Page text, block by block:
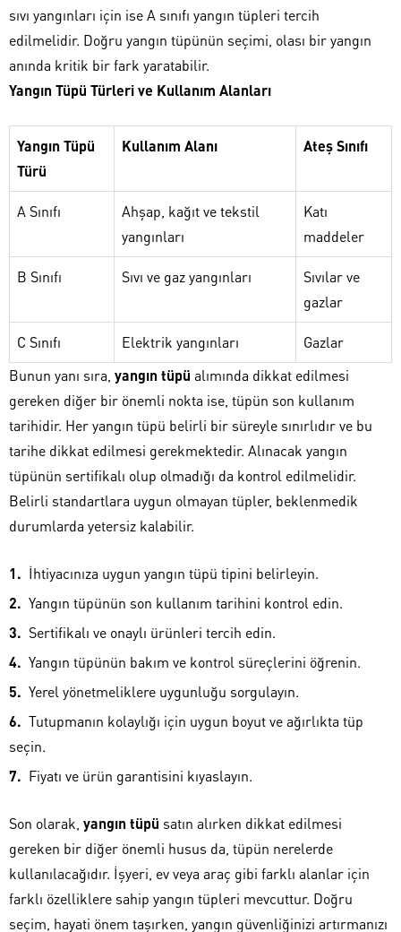
sıvı yangınları için ise A sınıfı yangın tüpleri tercih
edilmelidir. Doğru yangın tüpünün seçimi, olası bir yangın
anında kritik bir fark yaratabilir.
Yangın Tüpü Türleri ve Kullanım Alanları
Yangın Tüpü
Türü
Kullanım Alanı Ateş Sınıfı
A Sınıfı
Ahşap, kağıt ve tekstil
yangınları
Katı
maddeler
B Sınıfı Sıvı ve gaz yangınları
Sıvılar ve
gazlar
C Sınıfı Elektrik yangınları
Gazlar
Bunun yanı sıra, yangın tüpü alımında dikkat edilmesi
gereken diğer bir önemli nokta ise, tüpün son kullanım
tarihidir. Her yangın tüpü belirli bir süreyle sınırlıdır ve bu
tarihe dikkat edilmesi gerekmektedir. Alınacak yangın
tüpünün sertifikalı olup olmadığı da kontrol edilmelidir.
Belirli standartlara uygun olmayan tüpler, beklenmedik
durumlarda yetersiz kalabilir.
İhtiyacınıza uygun yangın tüpü tipini belirleyin.
Yangın tüpünün son kullanım tarihini kontrol edin.
Sertifikalı ve onaylı ürünleri tercih edin.
Yangın tüpünün bakım ve kontrol süreçlerini öğrenin.
Yerel yönetmeliklere uygunluğu sorgulayın.
Tutupmanın kolaylığı için uygun boyut ve ağırlıkta tüp
seçin.
Fiyatı ve ürün garantisini kıyaslayın.
Son olarak, yangın tüpü satın alırken dikkat edilmesi
gereken bir diğer önemli husus da, tüpün nerelerde
kullanılacağıdır. İşyeri, ev veya araç gibi farklı alanlar için
farklı özelliklere sahip yangın tüpleri mevcuttur. Doğru
seçim, hayati önem taşırken, yangın güvenliğinizi artırmanızı